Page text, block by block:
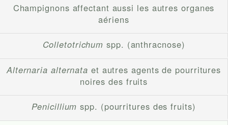
Champignons affectant aussi les autres organes
aériens
Colletotrichum spp. (anthracnose)
Alternaria alternata et autres agents de pourritures
noires des fruits
Penicillium spp. (pourritures des fruits)